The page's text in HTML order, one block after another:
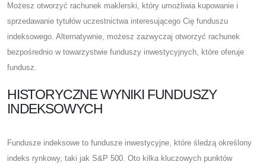
Możesz otworzyć rachunek maklerski, który umożliwia kupowanie i
sprzedawanie tytułów uczestnictwa interesującego Cię funduszu
indeksowego. Alternatywnie, możesz zazwyczaj otworzyć rachunek
bezpośrednio w towarzystwie funduszy inwestycyjnych, które oferuje
fundusz.
HISTORYCZNE WYNIKI FUNDUSZY
INDEKSOWYCH
Fundusze indeksowe to fundusze inwestycyjne, które śledzą określony
indeks rynkowy, taki jak S&P 500. Oto kilka kluczowych punktów